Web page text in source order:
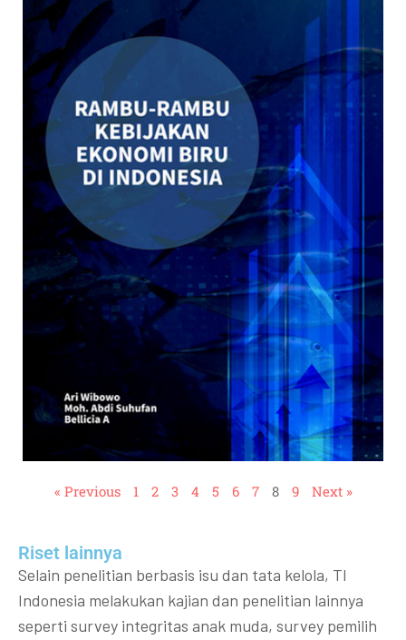
« Previous 1 2 3 4 5 6 7 8 9 Next »
Riset lainnya​​
Selain penelitian berbasis isu dan tata kelola, TI
Indonesia melakukan kajian dan penelitian lainnya
seperti survey integritas anak muda, survey pemilih